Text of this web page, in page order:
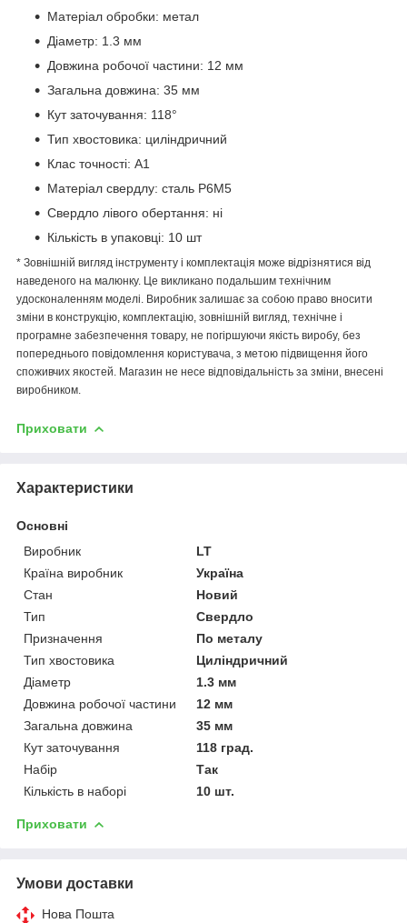
Матеріал обробки: метал
Діаметр: 1.3 мм
Довжина робочої частини: 12 мм
Загальна довжина: 35 мм
Кут заточування: 118°
Тип хвостовика: циліндричний
Клас точності: А1
Матеріал свердлу: сталь P6M5
Свердло лівого обертання: ні
Кількість в упаковці: 10 шт
* Зовнішній вигляд інструменту і комплектація може відрізнятися від
наведеного на малюнку. Це викликано подальшим технічним
удосконаленням моделі. Виробник залишає за собою право вносити
зміни в конструкцію, комплектацію, зовнішній вигляд, технічне і
програмне забезпечення товару, не погіршуючи якість виробу, без
попереднього повідомлення користувача, з метою підвищення його
споживчих якостей. Магазин не несе відповідальність за зміни, внесені
виробником.
Приховати
Характеристики
Основні
Виробник
LT
Країна виробник
Україна
Стан
Новий
Тип
Свердло
Призначення
По металу
Тип хвостовика
Циліндричний
Діаметр
1.3 мм
Довжина робочої частини
12 мм
Загальна довжина
35 мм
Кут заточування
118 град.
Набір
Так
Кількість в наборі
10 шт.
Приховати
Умови доставки
Нова Пошта